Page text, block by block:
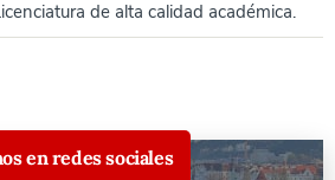
de alta calidad académica.
en redes sociales